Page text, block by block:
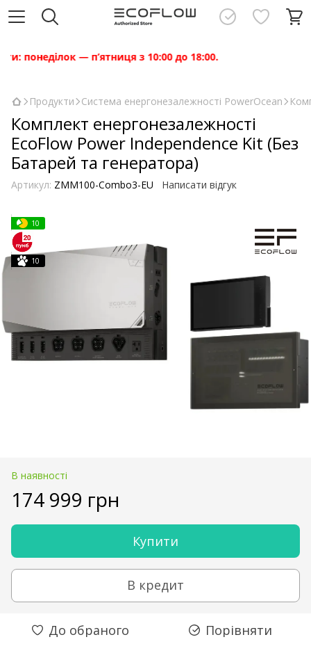
— п’ятниця з 10:00 до 18:00.
Продукти Система енергонезалежності PowerOcean
Комплект енергонезалежності
EcoFlow Power Independence Kit (Без
Батарей та генератора)
Артикул: ZMM100-Combo3-EU Написати відгук
10
10
В наявності
174 999 грн
Купити
В кредит
До обраного Порівняти